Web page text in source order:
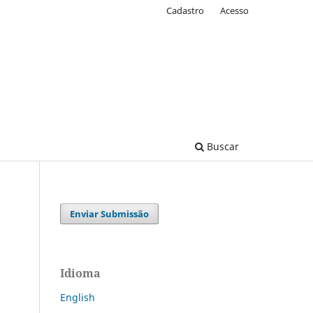
Buscar
Cadastro Acesso
Enviar Submissão
Idioma
English